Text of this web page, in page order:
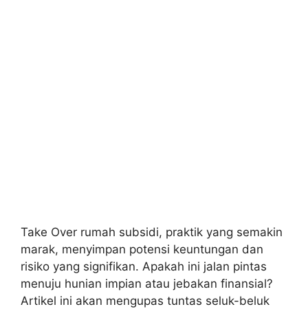
Take Over rumah subsidi, praktik yang semakin
marak, menyimpan potensi keuntungan dan
risiko yang signifikan. Apakah ini jalan pintas
menuju hunian impian atau jebakan finansial?
Artikel ini akan mengupas tuntas seluk-beluk